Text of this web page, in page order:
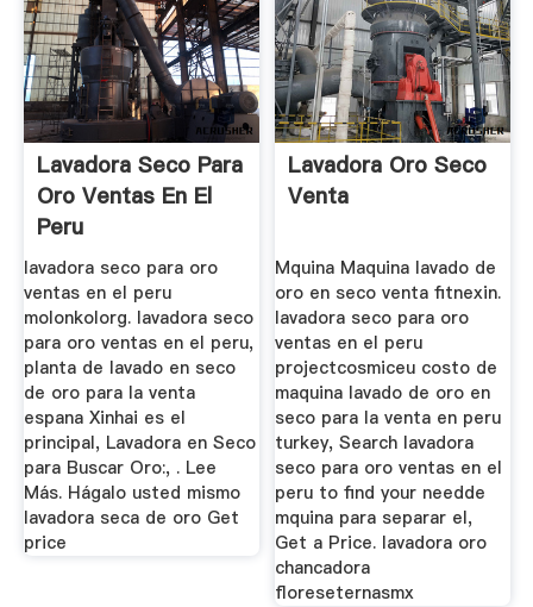
Lavadora Seco Para
Oro Ventas En El
Peru
lavadora seco para oro
ventas en el peru
molonkolorg. lavadora seco
para oro ventas en el peru,
planta de lavado en seco
de oro para la venta
espana Xinhai es el
principal, Lavadora en Seco
para Buscar Oro:, . Lee
Más. Hágalo usted mismo
lavadora seca de oro Get
price
Lavadora Oro Seco
Venta
Mquina Maquina lavado de
oro en seco venta fitnexin.
lavadora seco para oro
ventas en el peru
projectcosmiceu costo de
maquina lavado de oro en
seco para la venta en peru
turkey, Search lavadora
seco para oro ventas en el
peru to find your needde
mquina para separar el,
Get a Price. lavadora oro
chancadora
floreseternasmx